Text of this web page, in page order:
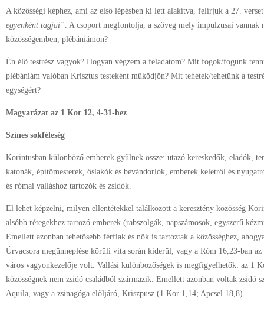
A közösségi képhez, ami az első lépésben ki lett alakítva, felírjuk a 27.
egyenként tagjai”. A csoport megfontolja, a szöveg mely impulzusai vannak
közösségemben, plébániámon?
Én élő testrész vagyok? Hogyan végzem a feladatom? Mit fogok/fogunk
plébániám valóban Krisztus testeként működjön? Mit tehetek/tehetünk a
egységért?
Magyarázat az 1 Kor 12, 4-31-hez
Színes sokféleség
Korintusban különböző emberek gyűlnek össze: utazó kereskedők, eladók,
katonák, építőmesterek, őslakók és bevándorlók, emberek keletről és
és római valláshoz tartozók és zsidók.
El lehet képzelni, milyen ellentétekkel találkozott a keresztény közösség
alsóbb rétegekhez tartozó emberek (rabszolgák, napszámosok, egyszerű
Emellett azonban tehetősebb férfiak és nők is tartoztak a közösséghez,
Úrvacsora megünneplése körüli vita során kiderül, vagy a Róm 16,23-ban az
város vagyonkezelője volt. Vallási különbözőségek is megfigyelhetők: az 1
közösségnek nem zsidó családból származik. Emellett azonban voltak zsidó
Aquila, vagy a zsinagóga előljáró, Kriszpusz (1 Kor 1,14; Apcsel 18,8).